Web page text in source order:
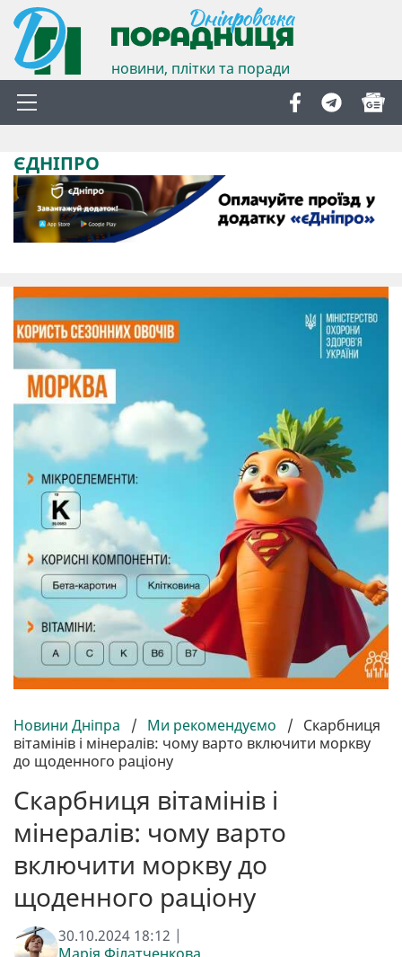
новини, плітки та поради
ЄДНІПРО
Новини Дніпра / Ми рекомендуємо / Скарбниця
вітамінів і мінералів: чому варто включити моркву
до щоденного раціону
Скарбниця вітамінів і
мінералів: чому варто
включити моркву до
щоденного раціону
30.10.2024 18:12 |